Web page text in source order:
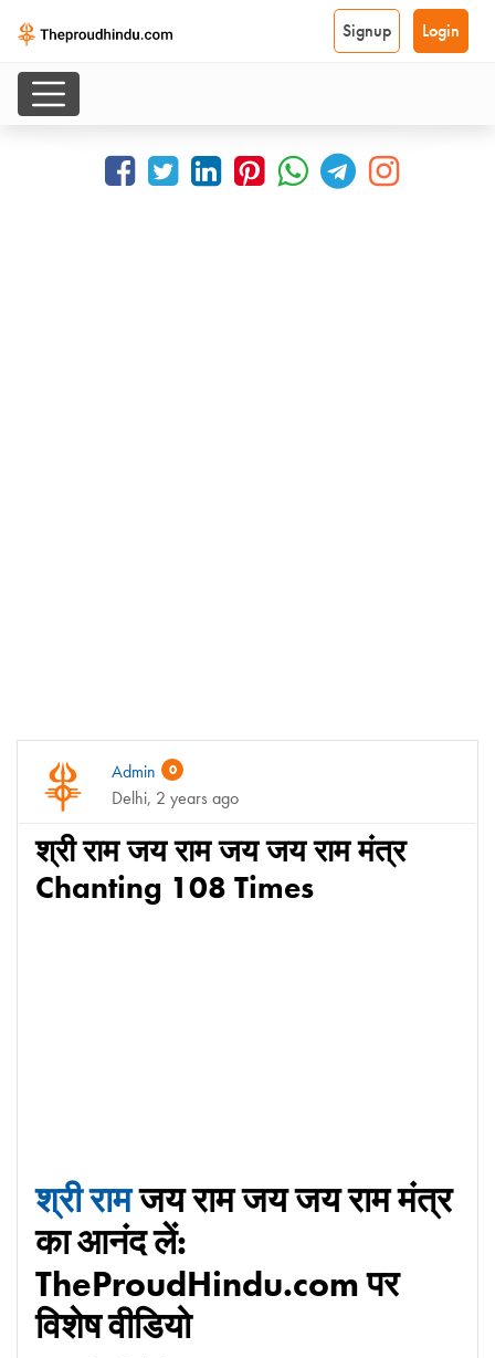
Signup Login
Admin 0
Delhi, 2 years ago
श्री राम जय राम जय जय राम मंत्र
Chanting 108 Times
श्री रामजय राम जय जय राम मंत्र
का आनंद लें:
TheProudHindu.com पर
विशेष वीडियो